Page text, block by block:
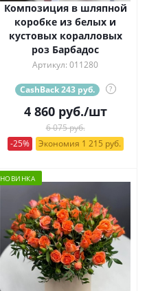
Композиция в шляпной
коробке из белых и
кустовых коралловых
роз Барбадос
Артикул: 011280
CashBack 243 руб. ?
4 860руб./шт
6 075 руб.
-25%
Экономия 1 215 руб.
НОВИНКА